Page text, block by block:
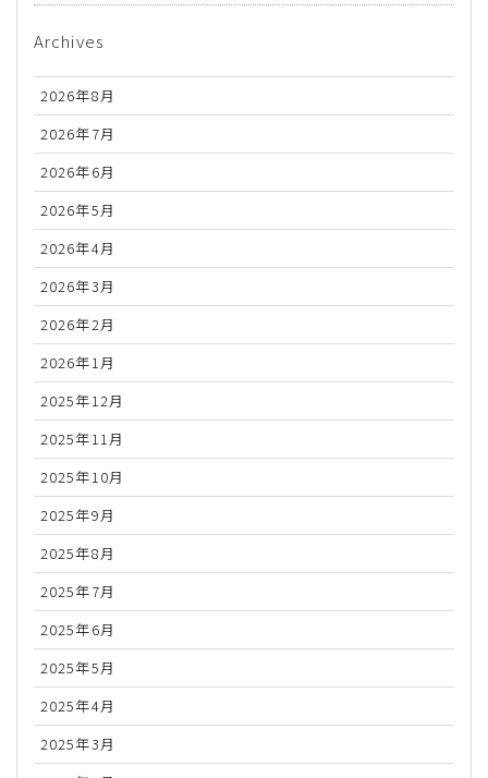
Archives
2026年8月
2026年7月
2026年6月
2026年5月
2026年4月
2026年3月
2026年2月
2026年1月
2025年12月
2025年11月
2025年10月
2025年9月
2025年8月
2025年7月
2025年6月
2025年5月
2025年4月
2025年3月